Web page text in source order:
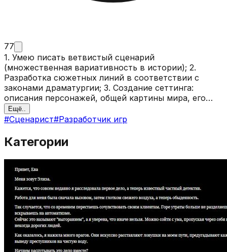
77
1. Умею писать ветвистый сценарий
(множественная вариативность в истории); 2.
Разработка сюжетных линий в соответствии с
законами драматургии; 3. Создание сеттинга:
описания персонажей, общей картины мира, его
реалий и законов; 4. Работа над собственной
интерактивной новеллой и художественным
Ещё..
#Сценарист#Разработчик игр
Категории